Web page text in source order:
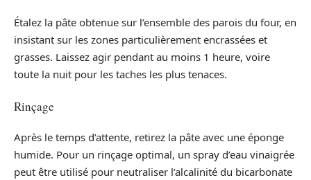
Étalez la pâte obtenue sur l’ensemble des parois du four, en
insistant sur les zones particulièrement encrassées et
grasses. Laissez agir pendant au moins 1 heure, voire
toute la nuit pour les taches les plus tenaces.
Rinçage
Après le temps d’attente, retirez la pâte avec une éponge
humide. Pour un rinçage optimal, un spray d’eau vinaigrée
peut être utilisé pour neutraliser l’alcalinité du bicarbonate